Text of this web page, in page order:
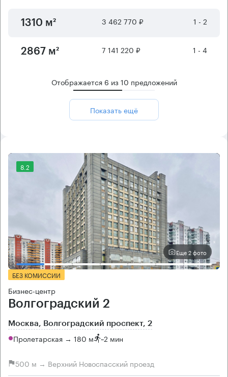
1310 м² 3 462 770 ₽ 1 - 2
2867 м² 7 141 220 ₽ 1 - 4
Отображается 6 из10 предложений
Показать ещё
8.2
Еще 2 фото
БЕЗ КОМИССИИ
Бизнес-центр
Волгоградский 2
Москва, Волгоградский проспект, 2
Пролетарская → 180 м ~2 мин
500 м → Верхний Новоспасский проезд